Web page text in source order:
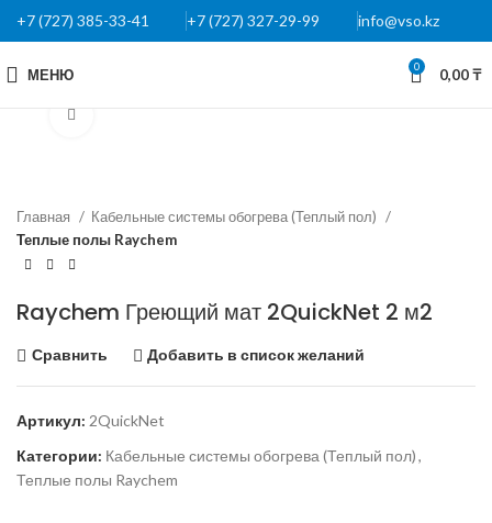
+7 (727) 385-33-41 +7 (727) 327-29-99 info@vso.kz
МЕНЮ 0 0,00₸
Главная
Кабельные системы обогрева (Теплый пол)
Теплые полы Raychem
Raychem Греющий мат 2QuickNet 2 м2
Сравнить Добавить в список желаний
Артикул: 2QuickNet
Категории: Кабельные системы обогрева (Теплый пол),
Теплые полы Raychem